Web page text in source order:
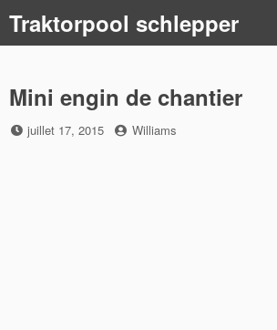
content
Traktorpool schlepper
Mini engin de chantier
Posted
juillet 17, 2015 by
Williams